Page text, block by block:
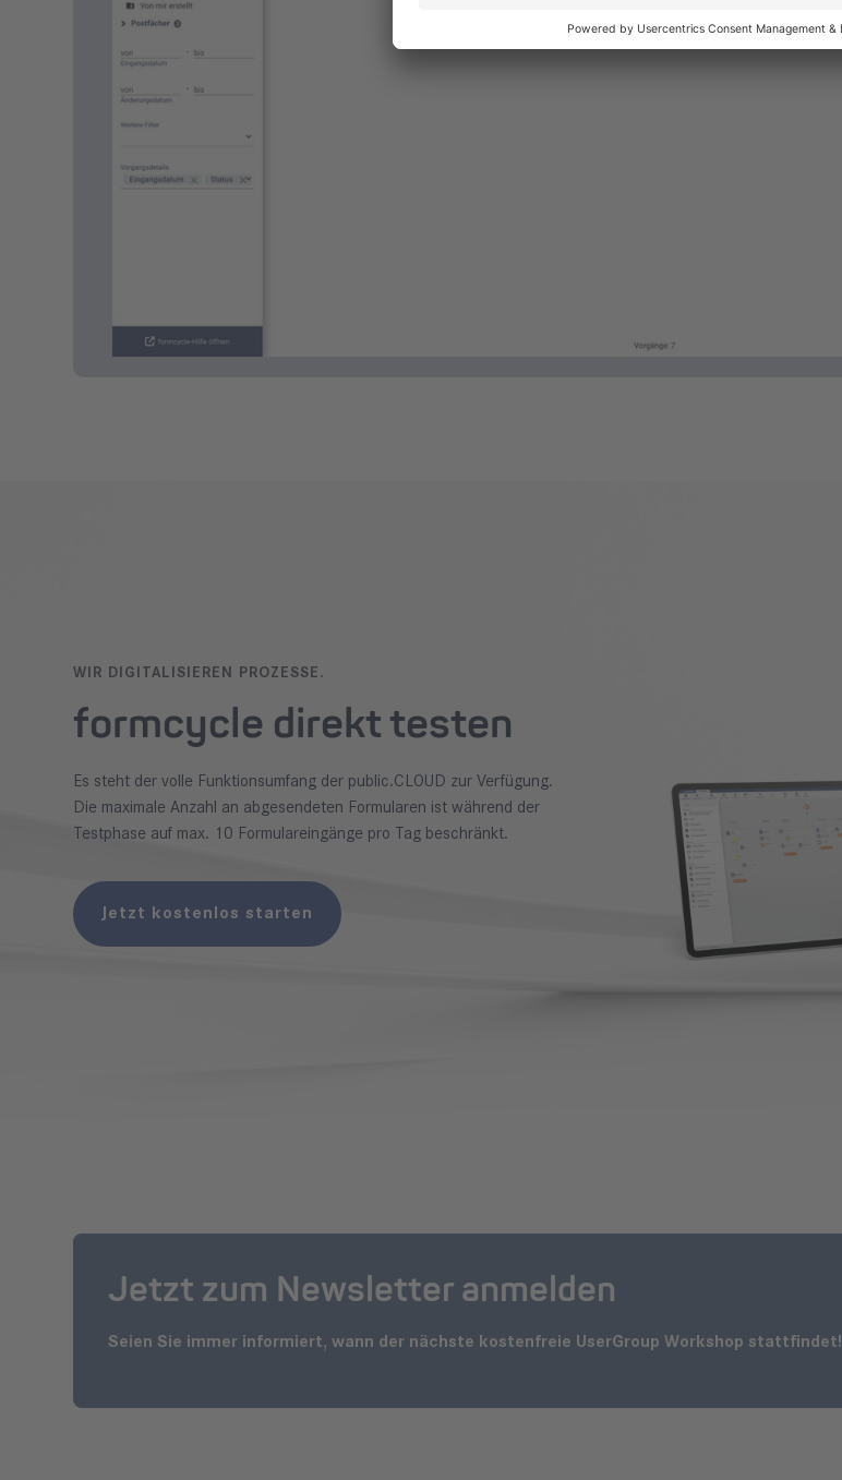
WIR DIGITALISIEREN PROZESSE.
formcycle direkt testen
Es steht der volle Funktionsumfang der public.CLOUD zur Verfügung.
Die maximale Anzahl an abgesendeten Formularen ist während der
Testphase auf max. 10 Formulareingänge pro Tag beschränkt.
Jetzt kostenlos starten
Jetzt zum Newsletter anmelden
Seien Sie immer informiert, wann der nächste kostenfreie UserGroup Workshop stattfindet!